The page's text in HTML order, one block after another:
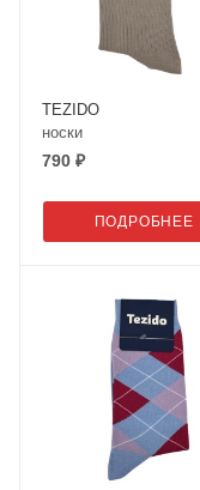
TEZIDO
носки
790 ₽
ПОДРОБНЕЕ